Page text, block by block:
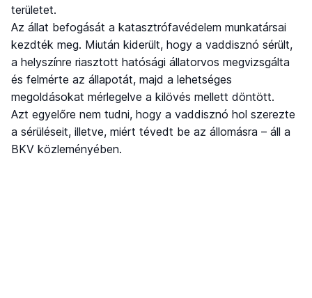
területet.
Az állat befogását a katasztrófavédelem munkatársai
kezdték meg. Miután kiderült, hogy a vaddisznó sérült,
a helyszínre riasztott hatósági állatorvos megvizsgálta
és felmérte az állapotát, majd a lehetséges
megoldásokat mérlegelve a kilövés mellett döntött.
Azt egyelőre nem tudni, hogy a vaddisznó hol szerezte
a sérüléseit, illetve, miért tévedt be az állomásra – áll a
BKV közleményében.